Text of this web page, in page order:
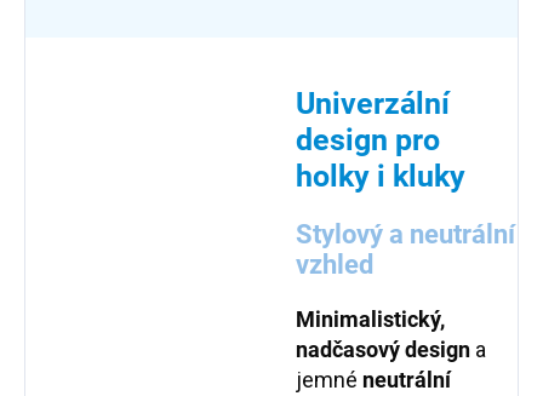
Univerzální
design pro
holky i kluky
Stylový a neutrální
vzhled
Minimalistický,
nadčasový design a
jemné neutrální